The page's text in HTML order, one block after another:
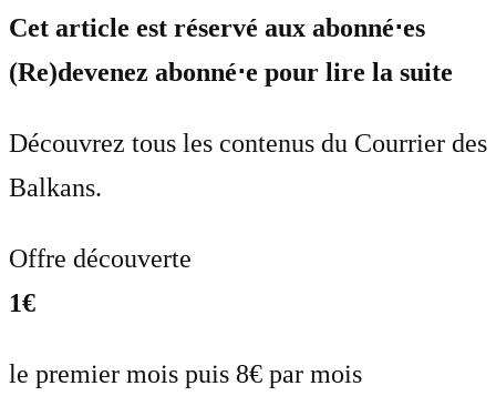
Cet article est réservé aux abonné⋅es
(Re)devenez abonné⋅e pour lire la suite
Découvrez tous les contenus du Courrier des
Balkans.
Offre découverte
1€
le premier mois puis 8€ par mois